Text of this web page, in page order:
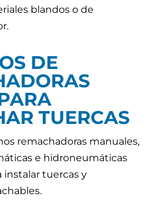
blandos o de
DE
TUERCAS
remachadoras manuales,
e hidroneumáticas
instalar tuercas y